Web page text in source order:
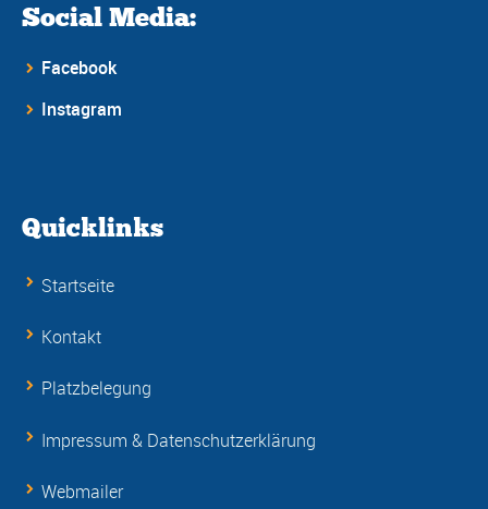
Social Media:
Facebook
Instagram
Quicklinks
Startseite
Kontakt
Platzbelegung
Impressum & Datenschutzerklärung
Webmailer